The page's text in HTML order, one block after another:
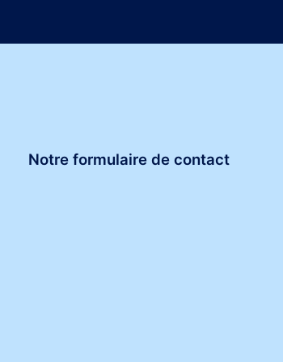
Notre formulaire de contact